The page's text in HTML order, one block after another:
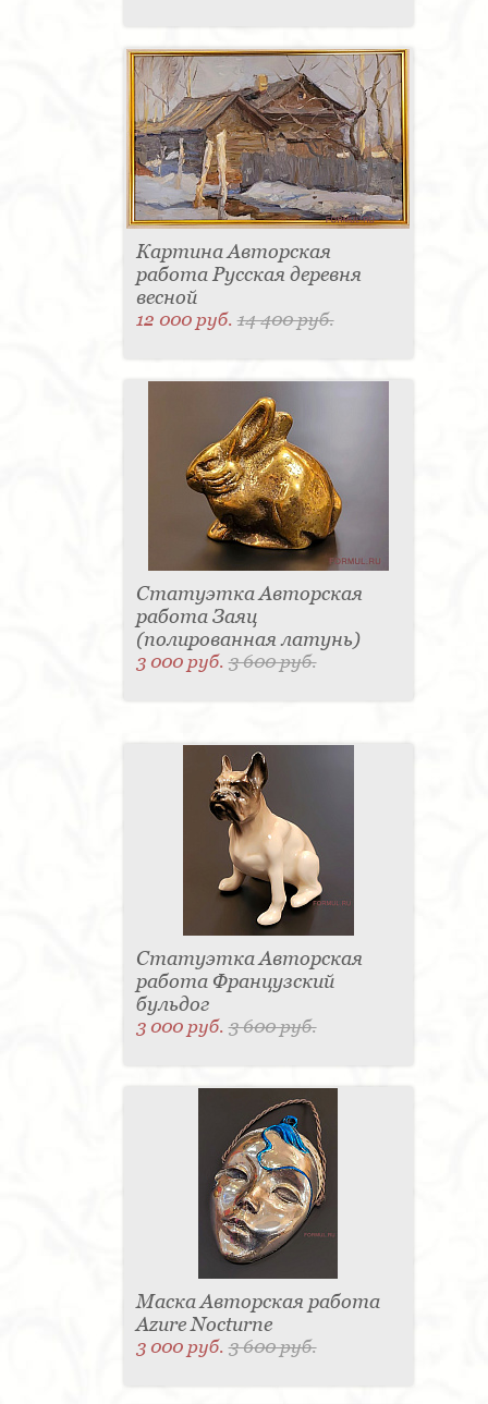
Картина Авторская
работа Русская деревня
весной
12 000 руб.14 400 руб.
Статуэтка Авторская
работа Заяц
(полированная латунь)
3 000 руб.3 600 руб.
Статуэтка Авторская
работа Французский
бульдог
3 000 руб.3 600 руб.
Маска Авторская работа
Azure Nocturne
3 000 руб.3 600 руб.